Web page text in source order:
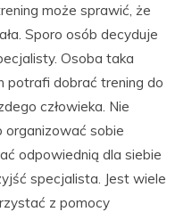
może sprawić, że
Sporo osób decyduje
Osoba taka
potrafi dobrać trening do
człowieka. Nie
sobie
odpowiednią dla siebie
specjalista. Jest wiele
z pomocy